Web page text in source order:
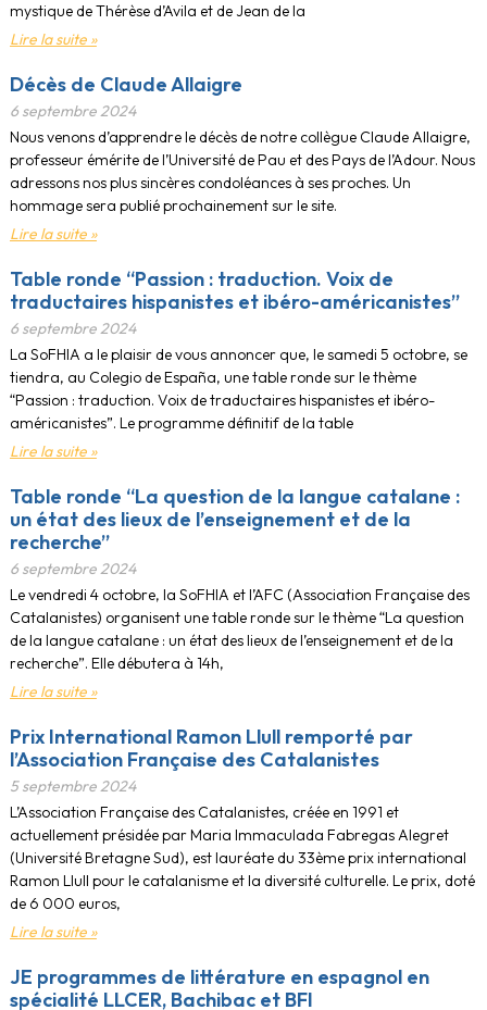
mystique de Thérèse d’Avila et de Jean de la
Lire la suite »
Décès de Claude Allaigre
6 septembre 2024
Nous venons d’apprendre le décès de notre collègue Claude Allaigre,
professeur émérite de l’Université de Pau et des Pays de l’Adour. Nous
adressons nos plus sincères condoléances à ses proches. Un
hommage sera publié prochainement sur le site.
Lire la suite »
Table ronde “Passion : traduction. Voix de
traductaires hispanistes et ibéro-américanistes”
6 septembre 2024
La SoFHIA a le plaisir de vous annoncer que, le samedi 5 octobre, se
tiendra, au Colegio de España, une table ronde sur le thème
“Passion : traduction. Voix de traductaires hispanistes et ibéro-
américanistes”. Le programme définitif de la table
Lire la suite »
Table ronde “La question de la langue catalane :
un état des lieux de l’enseignement et de la
recherche”
6 septembre 2024
Le vendredi 4 octobre, la SoFHIA et l’AFC (Association Française des
Catalanistes) organisent une table ronde sur le thème “La question
de la langue catalane : un état des lieux de l’enseignement et de la
recherche”. Elle débutera à 14h,
Lire la suite »
Prix International Ramon Llull remporté par
l’Association Française des Catalanistes
5 septembre 2024
L’Association Française des Catalanistes, créée en 1991 et
actuellement présidée par Maria Immaculada Fabregas Alegret
(Université Bretagne Sud), est lauréate du 33ème prix international
Ramon Llull pour le catalanisme et la diversité culturelle. Le prix, doté
de 6 000 euros,
Lire la suite »
JE programmes de littérature en espagnol en
spécialité LLCER, Bachibac et BFI